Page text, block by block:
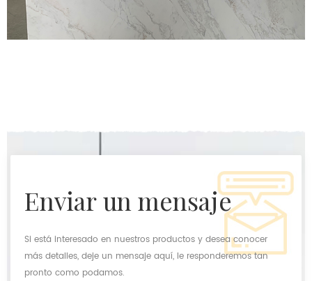
enviar un mensaje
Si está interesado en nuestros productos y desea conocer
más detalles, deje un mensaje aquí, le responderemos tan
pronto como podamos.